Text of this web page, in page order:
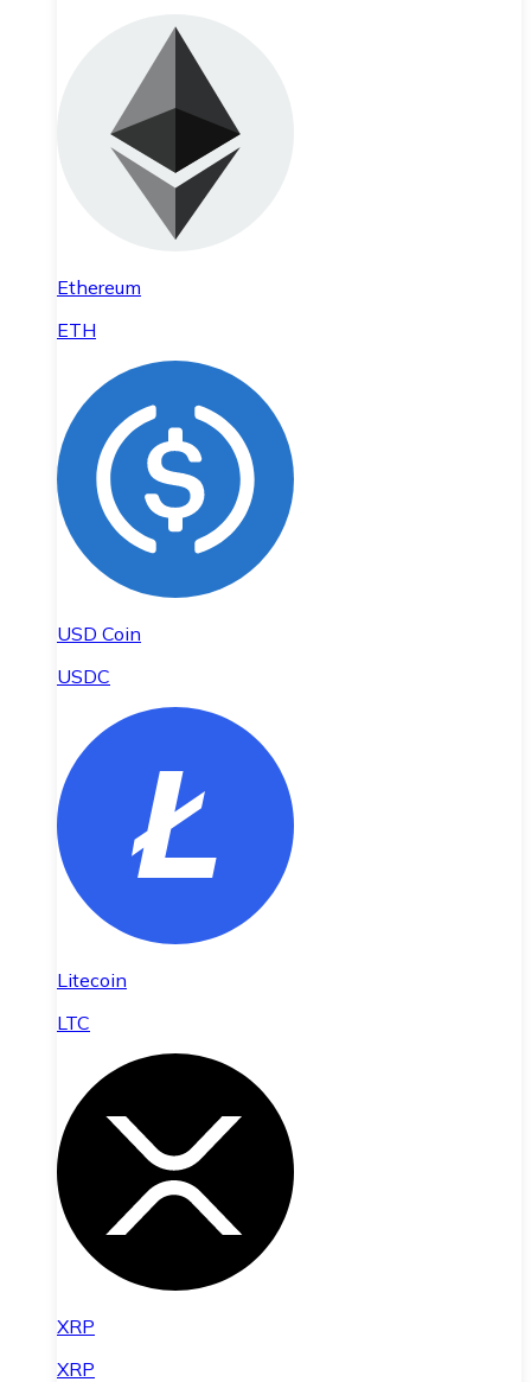
Ethereum
ETH
USD Coin
USDC
Litecoin
LTC
XRP
XRP